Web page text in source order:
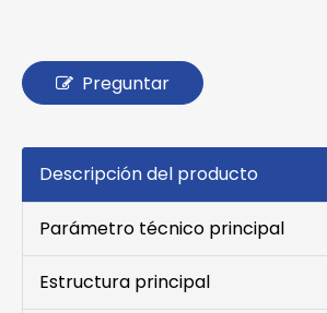
Preguntar
Descripción del producto
Parámetro técnico principal
Estructura principal